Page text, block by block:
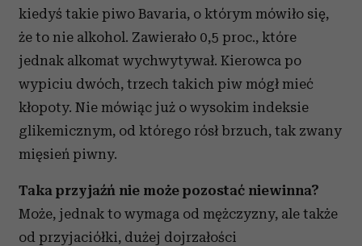
kiedyś takie piwo Bavaria, o którym mówiło się,
że to nie alkohol. Zawierało 0,5 proc., które
jednak alkomat wychwytywał. Kierowca po
wypiciu dwóch, trzech takich piw mógł mieć
kłopoty. Nie mówiąc już o wysokim indeksie
glikemicznym, od którego rósł brzuch, tak zwany
mięsień piwny.
Taka przyjaźń nie może pozostać niewinna?
Może, jednak to wymaga od mężczyzny, ale także
od przyjaciółki, dużej dojrzałości